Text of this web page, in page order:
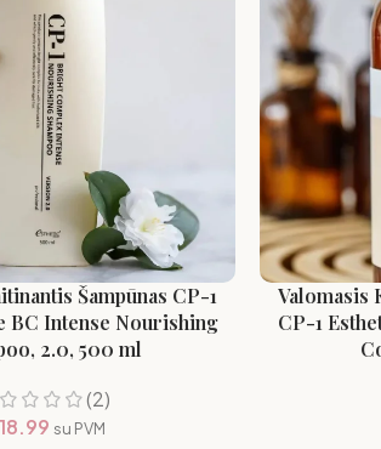
Šampūnas CP-1
BC Intense Nourishing
2.0, 500 ml
(2)
18.99 su PVM
Valomasis
CP-1